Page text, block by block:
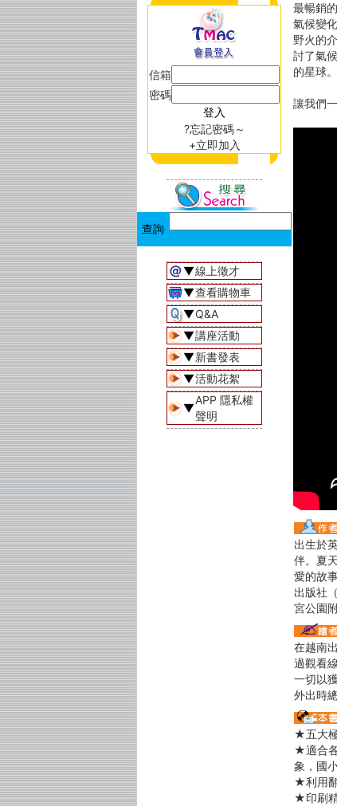
信箱
密碼
?忘記密碼～
+立即加入
▼線上徵才
▼查看購物車
▼Q&A
▼講座活動
▼新書發表
▼活動花絮
▼
APP 隱私權
聲明
最暢銷
氣候變
野火的
討了氣
的星球。
讓我們
出生於
伴。夏
愛的故
出版社
宮公園
在越南
過觀看
一切以
外出時
★五大
★適合
象，國
★利用
★印刷